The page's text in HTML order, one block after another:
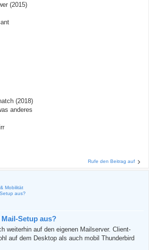
(2015)
(2018)
anderes
Rufe den Beitrag auf
Mobilität
aus?
Setup aus?
weiterhin auf den eigenen Mailserver. Client-
auf dem Desktop als auch mobil Thunderbird